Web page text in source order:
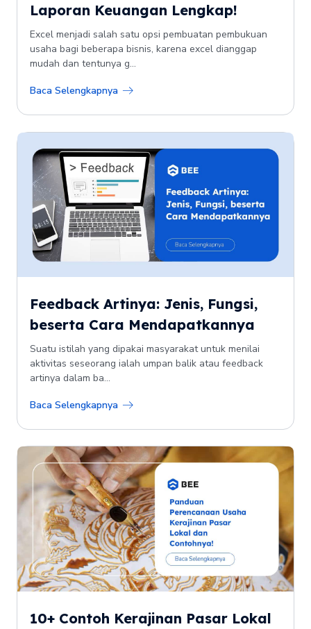
Laporan Keuangan Lengkap!
Excel menjadi salah satu opsi pembuatan pembukuan
usaha bagi beberapa bisnis, karena excel dianggap
mudah dan tentunya g...
Baca Selengkapnya
Feedback Artinya: Jenis, Fungsi,
beserta Cara Mendapatkannya
Suatu istilah yang dipakai masyarakat untuk menilai
aktivitas seseorang ialah umpan balik atau feedback
artinya dalam ba...
Baca Selengkapnya
10+ Contoh Kerajinan Pasar Lokal